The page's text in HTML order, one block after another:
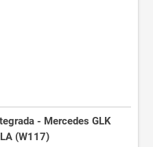
- Mercedes GLK
(W117)